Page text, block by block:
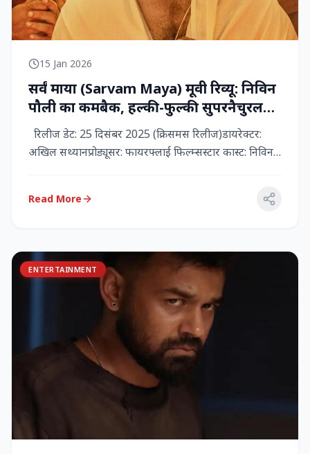
15 Jan 2026
सर्वं माया (Sarvam Maya) मूवी रिव्यू: निविन
पौली का कमबैक, हल्की-फुल्की सुपरनैचुरल
कॉमेडी जो दिल को छू जाती है
रिलीज डेट: 25 दिसंबर 2025 (क्रिसमस रिलीज)डायरेक्टर:
अखिल सथ्यानप्रोड्यूसर: फायरफ्लाई फिल्म्सस्टार कास्ट: निविन
Read More
ENTERTAINMENT